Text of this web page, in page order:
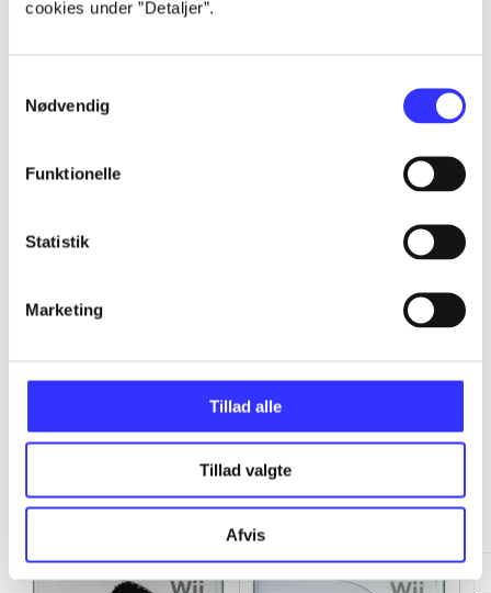
cookies under ”Detaljer”.
Nødvendig
Funktionelle
Statistik
Marketing
Tillad alle
Tillad valgte
Afvis
Minder om